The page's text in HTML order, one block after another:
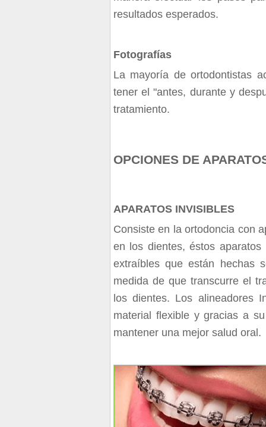
resultados esperados.
Fotografías
La mayoría de ortodontistas
tener el "antes, durante y
tratamiento.
OPCIONES DE
APARATOS INVISIBLES
Consiste en la ortodoncia con
en los dientes, éstos
extraíbles que están hechas
medida de que transcurre el
los dientes. Los alineadores
material flexible y gracias a
mantener una mejor salud oral.